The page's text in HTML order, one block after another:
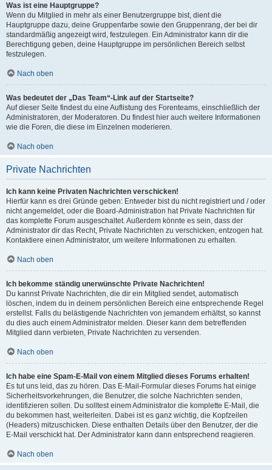
Was ist eine Hauptgruppe?
Wenn du Mitglied in mehr als einer Benutzergruppe bist, dient die
Hauptgruppe dazu, deine Gruppenfarbe sowie den Gruppenrang, der bei dir
standardmäßig angezeigt wird, festzulegen. Ein Administrator kann dir die
Berechtigung geben, deine Hauptgruppe im persönlichen Bereich selbst
festzulegen.
Nach oben
Was bedeutet der „Das Team“-Link auf der Startseite?
Auf dieser Seite findest du eine Auflistung des Forenteams, einschließlich der
Administratoren, der Moderatoren. Du findest hier auch weitere Informationen
wie die Foren, die diese im Einzelnen moderieren.
Nach oben
Private Nachrichten
Ich kann keine Privaten Nachrichten verschicken!
Hierfür kann es drei Gründe geben: Entweder bist du nicht registriert und / oder
nicht angemeldet, oder die Board-Administration hat Private Nachrichten für
das komplette Forum ausgeschaltet. Außerdem könnte es sein, dass der
Administrator dir das Recht, Private Nachrichten zu verschicken, entzogen hat.
Kontaktiere einen Administrator, um weitere Informationen zu erhalten.
Nach oben
Ich bekomme ständig unerwünschte Private Nachrichten!
Du kannst Private Nachrichten, die dir ein Mitglied sendet, automatisch
löschen, indem du in deinem persönlichen Bereich eine entsprechende Regel
erstellst. Falls du belästigende Nachrichten von jemandem erhältst, so kannst
du dies auch einem Administrator melden. Dieser kann dem betreffenden
Mitglied dann verbieten, Private Nachrichten zu versenden.
Nach oben
Ich habe eine Spam-E-Mail von einem Mitglied dieses Forums erhalten!
Es tut uns leid, das zu hören. Das E-Mail-Formular dieses Forums hat einige
Sicherheitsvorkehrungen, die Benutzer, die solche Nachrichten senden,
identifizieren sollen. Du solltest einem Administrator die komplette E-Mail, die
du bekommen hast, weiterleiten. Dabei ist es ganz wichtig, die Kopfzeilen
(Headers) mitzuschicken. Diese enthalten Details über den Benutzer, der die
E-Mail verschickt hat. Der Administrator kann dann entsprechend reagieren.
Nach oben